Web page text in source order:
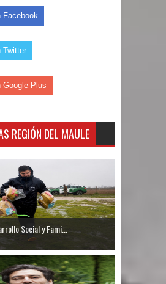
Facebook
Twitter
Google Plus
REGIÓN DEL MAULE
Social y Fami...